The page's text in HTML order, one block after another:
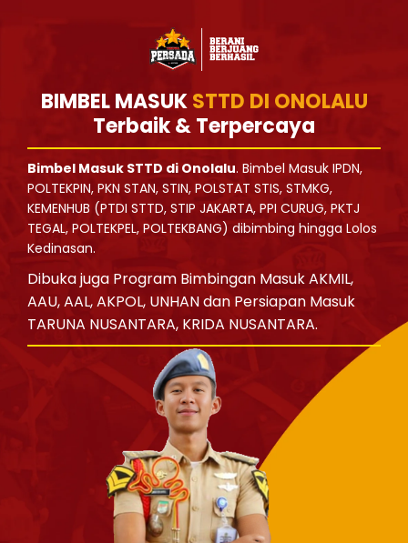
BIMBEL MASUKSTTD DI ONOLALU
Terbaik & Terpercaya
Bimbel Masuk STTD di Onolalu. Bimbel Masuk IPDN,
POLTEKPIN, PKN STAN, STIN, POLSTAT STIS, STMKG,
KEMENHUB (PTDI STTD, STIP JAKARTA, PPI CURUG, PKTJ
TEGAL, POLTEKPEL, POLTEKBANG) dibimbing hingga Lolos
Kedinasan.
Dibuka juga Program Bimbingan Masuk AKMIL,
AAU, AAL, AKPOL, UNHAN dan Persiapan Masuk
TARUNA NUSANTARA, KRIDA NUSANTARA.